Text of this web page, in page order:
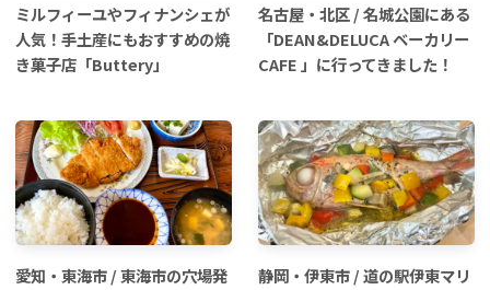
ミルフィーユやフィナンシェが
人気！手土産にもおすすめの焼
き菓子店「Buttery」
名古屋・北区 / 名城公園にある
「DEAN&DELUCA ベーカリー
CAFE 」に行ってきました！
愛知・東海市 / 東海市の穴場発
静岡・伊東市 / 道の駅伊東マリ